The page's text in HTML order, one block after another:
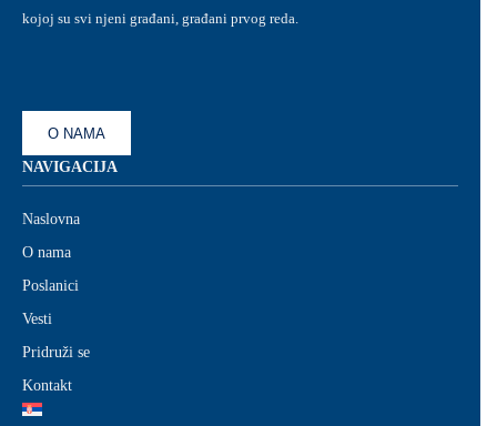
kojoj su svi njeni građani, građani prvog reda.
O NAMA
NAVIGACIJA
Naslovna
O nama
Poslanici
Vesti
Pridruži se
Kontakt